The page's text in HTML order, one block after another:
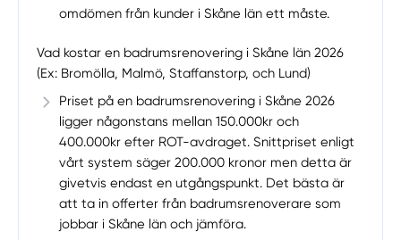
omdömen från kunder i Skåne län ett måste.
Vad kostar en badrumsrenovering i Skåne län 2026
(Ex: Bromölla, Malmö, Staffanstorp, och Lund)
Priset på en badrumsrenovering i Skåne 2026
ligger någonstans mellan 150.000kr och
400.000kr efter ROT-avdraget. Snittpriset enligt
vårt system säger 200.000 kronor men detta är
givetvis endast en utgångspunkt. Det bästa är
att ta in offerter från badrumsrenoverare som
jobbar i Skåne län och jämföra.